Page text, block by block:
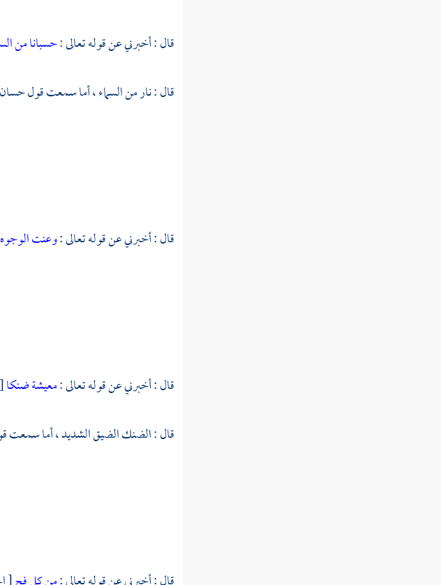
قال : أخبرني عن قوله تعالى :حسبانا من
قال : نار من السماء ، أما سمعت قولحسان
قال : أخبرني عن قوله تعالى :وعنت الوجوه
قال : أخبرني عن قوله تعالى :معيشة ضنكا[
قال : الضنك الضيق الشديد ، أما سمعت